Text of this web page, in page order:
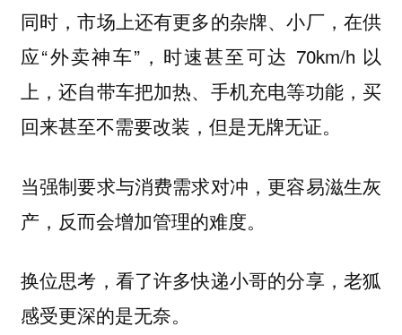
同时，市场上还有更多的杂牌、小厂，在供
应“外卖神车”，时速甚至可达 70km/h 以
上，还自带车把加热、手机充电等功能，买
回来甚至不需要改装，但是无牌无证。
当强制要求与消费需求对冲，更容易滋生灰
产，反而会增加管理的难度。
换位思考，看了许多快递小哥的分享，老狐
感受更深的是无奈。